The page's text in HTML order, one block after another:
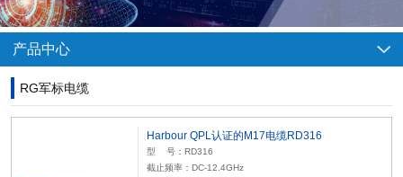
产品中心
RG军标电缆
Harbour QPL认证的M17电缆RD316
型 号：RD316
截止频率：DC-12.4GHz